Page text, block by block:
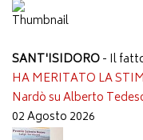
SANT'ISIDORO- Il
HA MERITATO LA
Nardò su Alberto
02 Agosto 2026